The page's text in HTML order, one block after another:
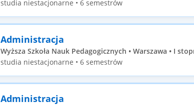
studia niestacjonarne • 6 semestrów
Administracja
Wyższa Szkoła Nauk Pedagogicznych • Warszawa • I
studia niestacjonarne • 6 semestrów
Administracja